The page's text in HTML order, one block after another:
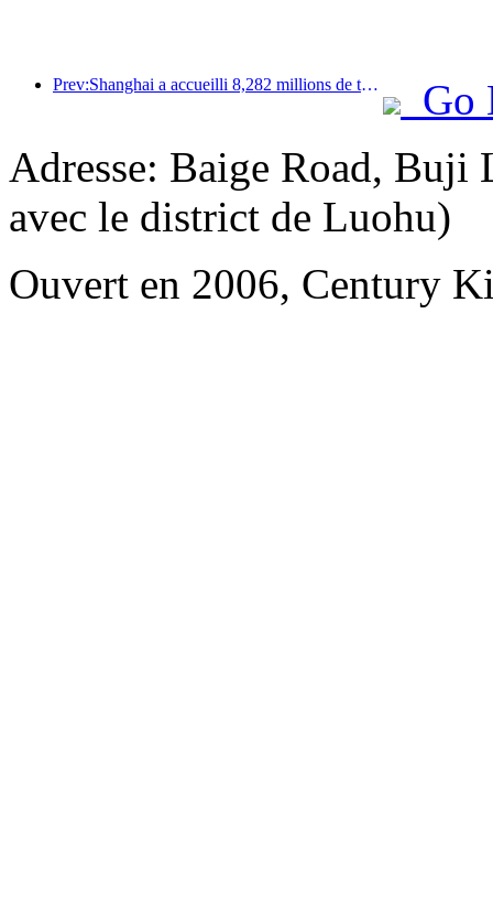
Prev:Shanghai a accueilli 8,282 millions de touristes étrangers au cours des onze premiers mois de l'année, dépassant ainsi les prévisions initiales.
Go
Adresse: Baige Road, Buji
avec le district de Luohu)
Ouvert en 2006, Century